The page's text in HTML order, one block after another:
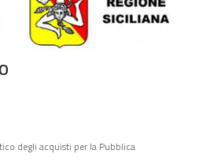
degli acquisti per la Pubblica